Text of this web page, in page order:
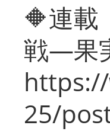
🔶連
戦―果
25/